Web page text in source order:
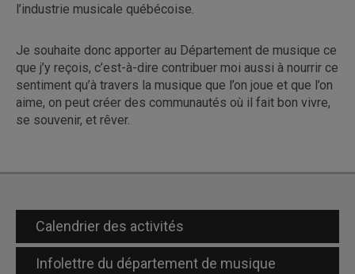
l’industrie musicale québécoise.
Je souhaite donc apporter au Département de musique ce
que j’y reçois, c’est-à-dire contribuer moi aussi à nourrir ce
sentiment qu’à travers la musique que l’on joue et que l’on
aime, on peut créer des communautés où il fait bon vivre,
se souvenir, et rêver.
Calendrier des activités
Infolettre du département de musique